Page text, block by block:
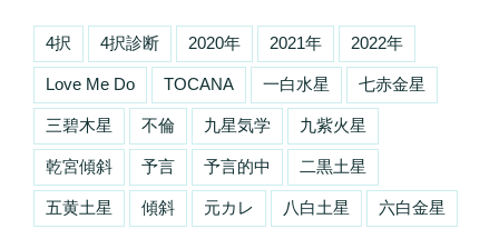
4択 4択診断 2020年 2021年 2022年
Love Me Do TOCANA 一白水星 七赤金星
三碧木星 不倫 九星気学 九紫火星
乾宮傾斜 予言 予言的中 二黒土星
五黄土星 傾斜 元カレ 八白土星 六白金星